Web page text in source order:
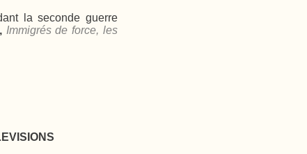
la seconde guerre
Immigrés de force, les